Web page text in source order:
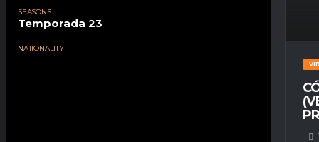
SEASONS
Temporada 23
NATIONALITY